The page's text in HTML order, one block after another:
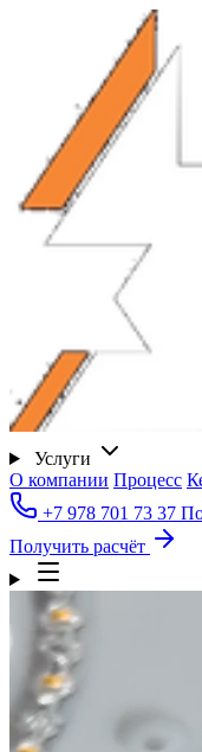
Услуги
О компании Процесс
+7 978 701 73 37
Получить расчёт